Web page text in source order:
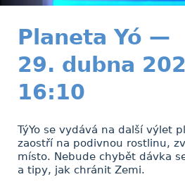
Planeta Yó —
29. dubna
16:10
TýYo se vydává na další výlet
zaostří na podivnou rostlinu,
místo. Nebude chybět dávka
a tipy, jak chránit Zemi.